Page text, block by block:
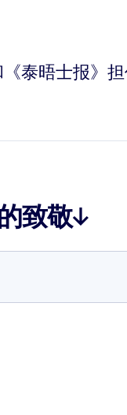
泰晤士报》
致敬↓